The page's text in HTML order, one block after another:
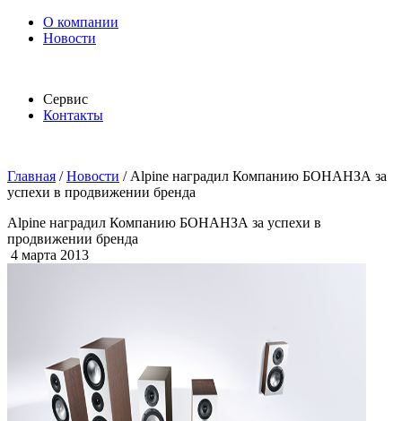
О компании
Новости
Сервис
Контакты
Главная /Новости / Alpine наградил Компанию БОНАНЗА за
успехи в продвижении бренда
Alpine наградил Компанию БОНАНЗА за успехи в
продвижении бренда
4 марта 2013